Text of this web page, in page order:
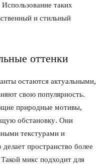
таких
и стильный
оттенки
остаются актуальными,
свою популярность.
природные мотивы,
обстановку. Они
текстурами и
пространство более
микс подходит для